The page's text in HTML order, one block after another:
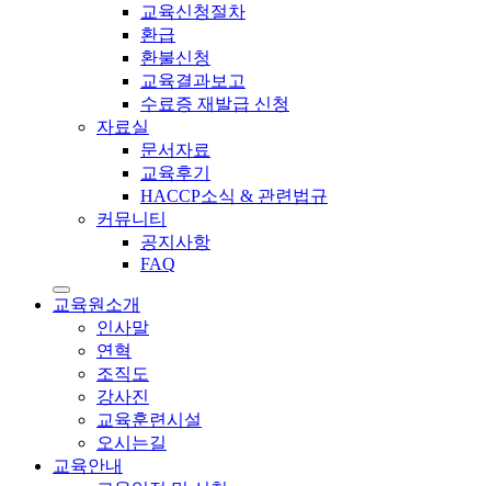
교육신청절차
환급
환불신청
교육결과보고
수료증 재발급 신청
자료실
문서자료
교육후기
HACCP소식 & 관련법규
커뮤니티
공지사항
FAQ
교육원소개
인사말
연혁
조직도
강사진
교육훈련시설
오시는길
교육안내